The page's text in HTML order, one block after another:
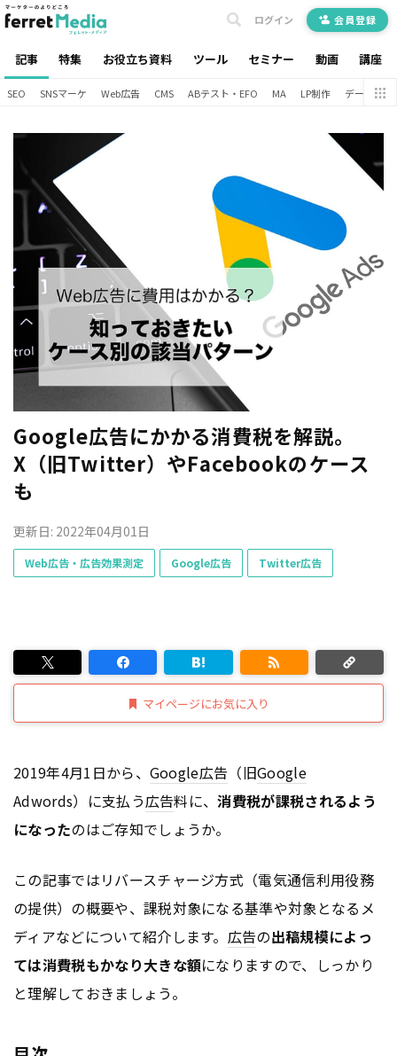
記事 特集 お役立ち資料 ツール セミナー 動画 講座
ログイン 会員登録
SEO SNSマーケ Web広告 CMS ABテスト・EFO MA LP制作 データ分析
Google広告にかかる消費税を解説。
X（旧Twitter）やFacebookのケース
も
更新日: 2022年04月01日
Web広告・広告効果測定 Google広告 Twitter広告
マイページにお気に入り
2019年4月1日から、 Google広告 （旧Google
Adwords）に支払う広告料に、消費税が課税されるよう
になったのはご存知でしょうか。
この記事ではリバースチャージ方式（電気通信利用役務
の提供）の概要や、課税対象になる基準や対象となるメ
ディアなどについて紹介します。 広告の出稿規模によっ
ては消費税もかなり大きな額になりますので、しっかり
と理解しておきましょう。